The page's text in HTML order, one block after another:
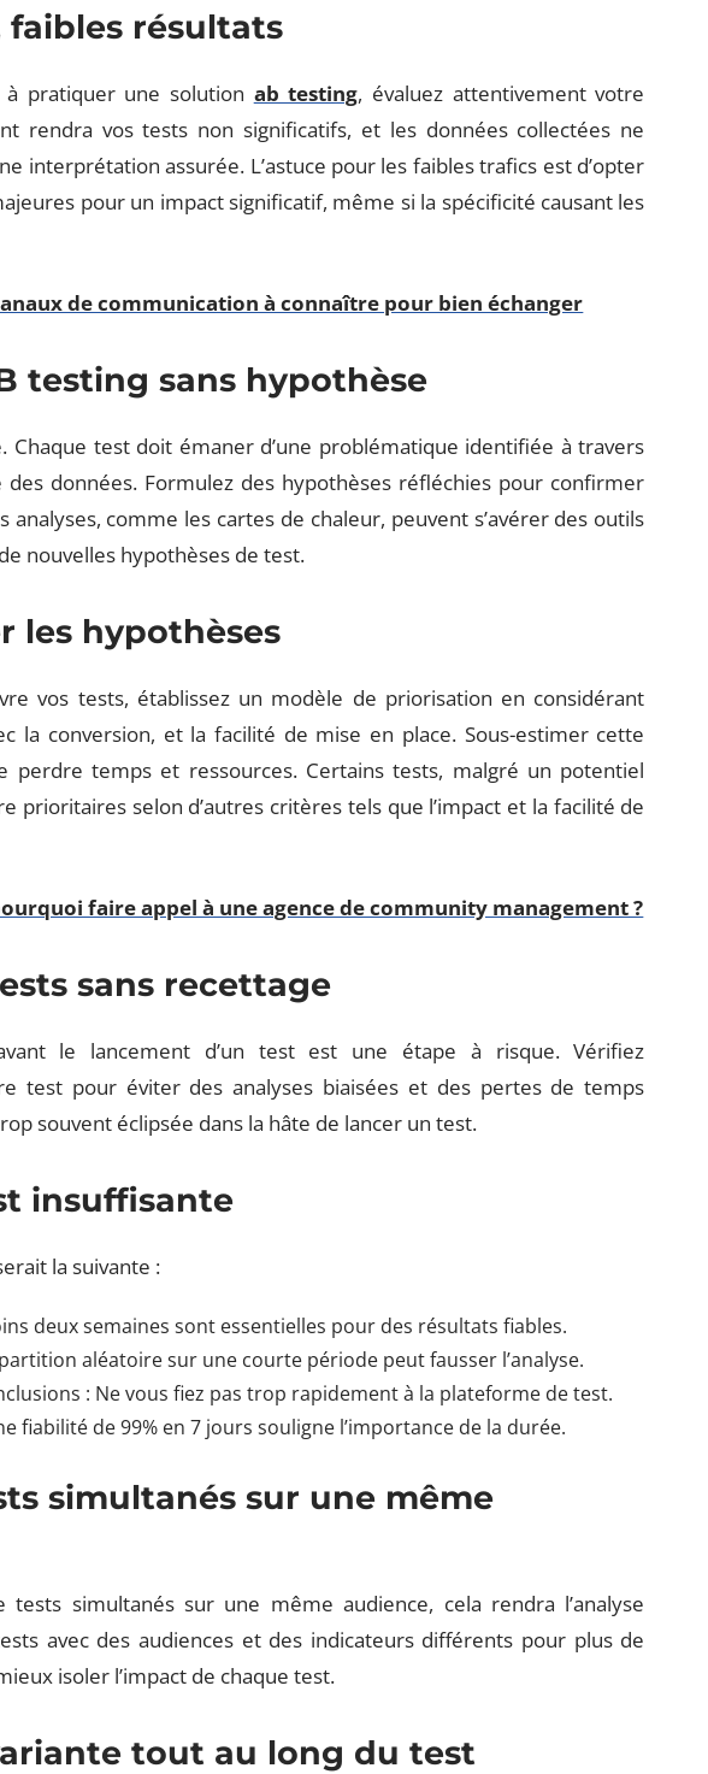
faibles résultats
pratiquer une solution ab testing, évaluez attentivement votre
rendra vos tests non significatifs, et les données collectées ne
interprétation assurée. L’astuce pour les faibles trafics est d’opter
pour un impact significatif, même si la spécificité causant les
de communication à connaître pour bien échanger
testing sans hypothèse
Chaque test doit émaner d’une problématique identifiée à travers
des données. Formulez des hypothèses réfléchies pour confirmer
analyses, comme les cartes de chaleur, peuvent s’avérer des outils
nouvelles hypothèses de test.
les hypothèses
vos tests, établissez un modèle de priorisation en considérant
la conversion, et la facilité de mise en place. Sous-estimer cette
perdre temps et ressources. Certains tests, malgré un potentiel
prioritaires selon d’autres critères tels que l’impact et la facilité de
faire appel à une agence de community management ?
sans recettage
le lancement d’un test est une étape à risque. Vérifiez
test pour éviter des analyses biaisées et des pertes de temps
souvent éclipsée dans la hâte de lancer un test.
insuffisante
la suivante :
deux semaines sont essentielles pour des résultats fiables.
aléatoire sur une courte période peut fausser l’analyse.
: Ne vous fiez pas trop rapidement à la plateforme de test.
fiabilité de 99% en 7 jours souligne l’importance de la durée.
simultanés sur une même
simultanés sur une même audience, cela rendra l’analyse
avec des audiences et des indicateurs différents pour plus de
isoler l’impact de chaque test.
tout au long du test